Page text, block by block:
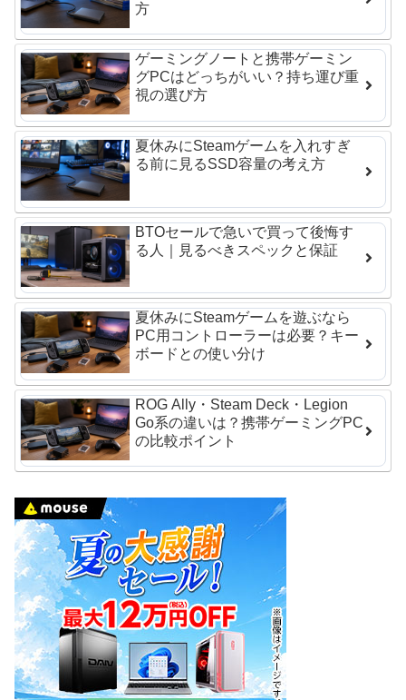
方
ゲーミングノートと携帯ゲーミン
グPCはどっちがいい？持ち運び重
視の選び方
夏休みにSteamゲームを入れすぎ
る前に見るSSD容量の考え方
BTOセールで急いで買って後悔す
る人｜見るべきスペックと保証
夏休みにSteamゲームを遊ぶなら
PC用コントローラーは必要？キー
ボードとの使い分け
ROG Ally・Steam Deck・Legion
Go系の違いは？携帯ゲーミングPC
の比較ポイント